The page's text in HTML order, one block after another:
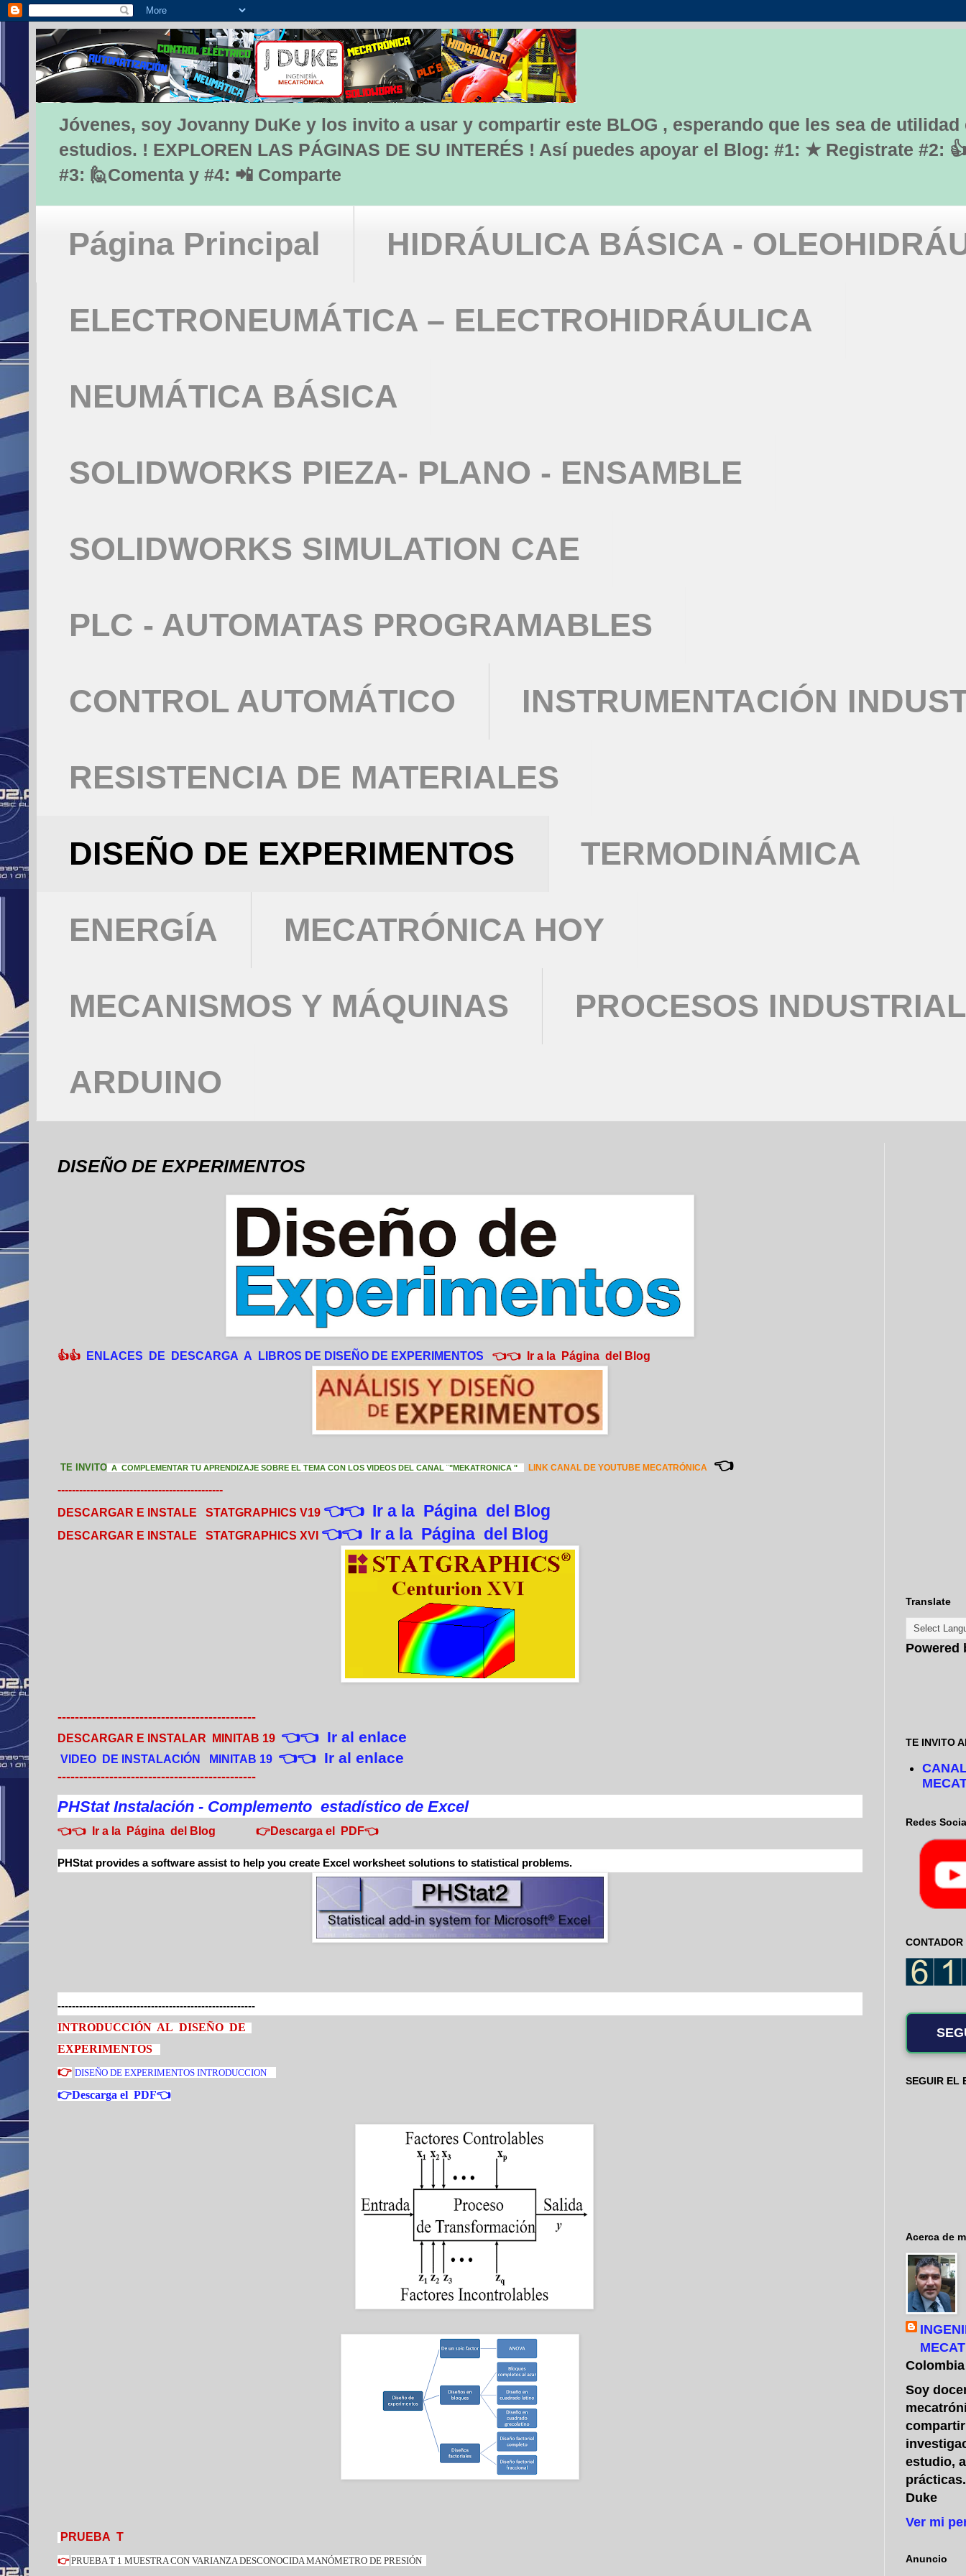
Jóvenes, soy Jovanny DuKe y los invito a usar y compartir este BLOG , esperando que les sea de utilidad
estudios. ! EXPLOREN LAS PÁGINAS DE SU INTERÉS ! Así puedes apoyar el Blog: #1: ★ Registrate #2:
#3: 🙋Comenta y #4: 📲 Comparte
Página Principal HIDRÁULICA BÁSICA -
ELECTRONEUMÁTICA – ELECTROHIDRÁULICA
NEUMÁTICA BÁSICA
SOLIDWORKS PIEZA- PLANO - ENSAMBLE
SOLIDWORKS SIMULATION CAE
PLC - AUTOMATAS PROGRAMABLES
CONTROL AUTOMÁTICO INSTRUMENTACIÓN
RESISTENCIA DE MATERIALES
DISEÑO DE EXPERIMENTOS TERMODINÁMICA
ENERGÍA MECATRÓNICA HOY
MECANISMOS Y MÁQUINAS PROCESOS
ARDUINO
DISEÑO DE EXPERIMENTOS
👍👍 ENLACES DE DESCARGA A LIBROS DE DISEÑO DE EXPERIMENTOS 👈👈 Ir a la Página del Blog
TE INVITO A COMPLEMENTAR TU APRENDIZAJE SOBRE EL TEMA CON LOS VIDEOS DEL CANAL ¨"MEKATRONICA " LINK CANAL DE YOUTUBE MECATRÓNICA 👈
----------------------------------------------
DESCARGAR E INSTALE STATGRAPHICS V19 👈👈 Ir a la Página del Blog
DESCARGAR E INSTALE STATGRAPHICS XVI 👈👈 Ir a la Página del Blog
----------------------------------------------
DESCARGAR E INSTALAR MINITAB 19 👈👈 Ir al enlace
VIDEO DE INSTALACIÓN MINITAB 19 👈👈 Ir al enlace
----------------------------------------------
PHStat Instalación - Complemento estadístico de Excel
👈👈 Ir a la Página del Blog 👉Descarga el PDF👈
PHStat provides a software assist to help you create Excel worksheet solutions to statistical problems.
-------------------------------------------------------
INTRODUCCIÓN AL DISEÑO DE
EXPERIMENTOS
👉 DISEÑO DE EXPERIMENTOS INTRODUCCION
👉Descarga el PDF👈
PRUEBA T
👉 PRUEBA T 1 MUESTRA CON VARIANZA DESCONOCIDA MANÓMETRO DE PRESIÓN
Translate
Powered
TE INVITO
Redes
CONTADOR
SEGUIR EL
Acerca de
Colombia
Soy
estudio,
Duke
Ver mi
Anuncio